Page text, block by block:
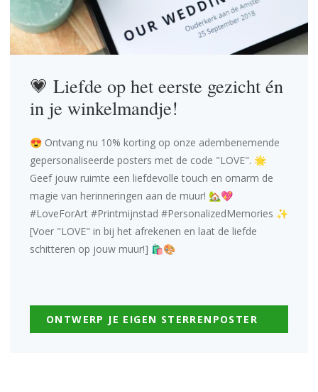
💗 Liefde op het eerste gezicht én
in je winkelmandje!
😍 Ontvang nu 10% korting op onze adembenemende
gepersonaliseerde posters met de code "LOVE". 🌟
Geef jouw ruimte een liefdevolle touch en omarm de
magie van herinneringen aan de muur! 🏡💖
#LoveForArt #Printmijnstad #PersonalizedMemories ✨
[Voer "LOVE" in bij het afrekenen en laat de liefde
schitteren op jouw muur!] 🛍️🎨
ONTWERP JE EIGEN STERRENPOSTER